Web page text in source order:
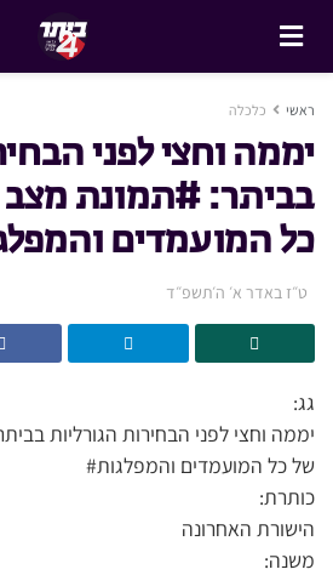
ראשי כלכלה
יממה וחצי לפני
בביתר: #תמונת
כל המועמדים
ט״ז באדר א׳ ה׳תשפ״ד
גג:
יממה וחצי לפני הבחירות הגורליות
של כל המועמדים והמפלגות#
כותרת:
הישורת האחרונה
משנה: